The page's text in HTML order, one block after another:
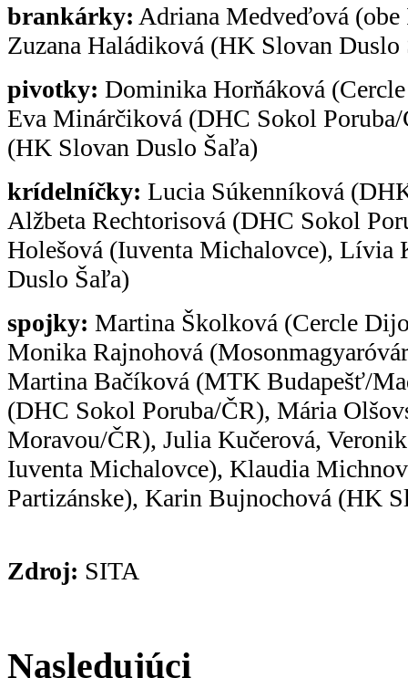
brankárky: Adriana Medveďová
Zuzana Haládiková (HK Slovan Duslo
pivotky: Dominika Horňáková
Eva Minárčiková (DHC Sokol
(HK Slovan Duslo Šaľa)
krídelníčky: Lucia Súkenníková
Alžbeta Rechtorisová (DHC Sokol
Holešová (Iuventa Michalovce), Lívia
Duslo Šaľa)
spojky: Martina Školková (Cercle
Monika Rajnohová
Martina Bačíková (MTK Budapešť/
(DHC Sokol Poruba/ČR), Mária
Moravou/ČR), Julia Kučerová,
Iuventa Michalovce), Klaudia
Partizánske), Karin Bujnochová (HK
Zdroj: SITA
Nasledujúci